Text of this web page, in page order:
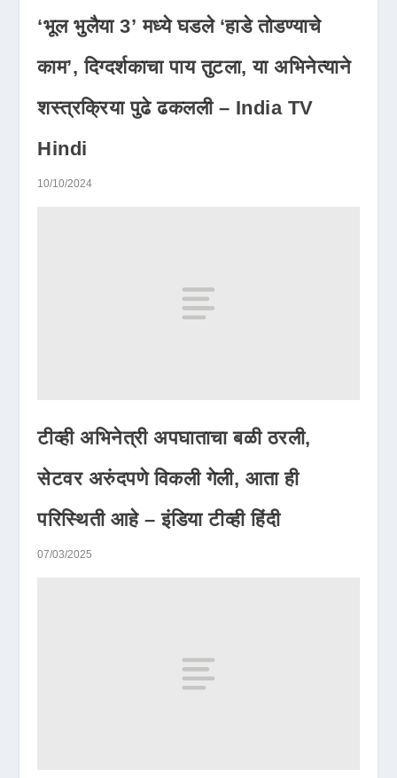
‘भूल भुलैया 3’ मध्ये घडले ‘हाडे तोडण्याचे
काम’, दिग्दर्शकाचा पाय तुटला, या अभिनेत्याने
शस्त्रक्रिया पुढे ढकलली – India TV
Hindi
10/10/2024
टीव्ही अभिनेत्री अपघाताचा बळी ठरली,
सेटवर अरुंदपणे विकली गेली, आता ही
परिस्थिती आहे – इंडिया टीव्ही हिंदी
07/03/2025